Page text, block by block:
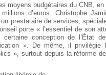
moyens budgétaires du CNB,
d’euros. Christophe
prestataire de services,
porte « l’essentiel de son
certaine conception de l’État
». De même, il privilégie
», surtout depuis la réforme